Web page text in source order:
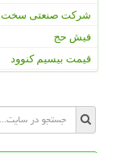
شرکت صنعتی
فیش حج
قیمت بیسیم کنوود